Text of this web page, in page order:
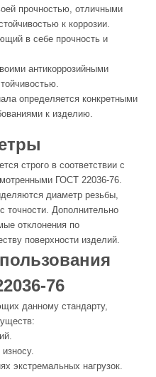
прочностью, отличными
к коррозии.
в себе прочность и
антикоррозийными
определяется конкретными
к изделию.
строго в соответствии с
ГОСТ 22036-76.
диаметр резьбы,
точности. Дополнительно
отклонения по
поверхности изделий.
76
данному стандарту,
экстремальных нагрузок.